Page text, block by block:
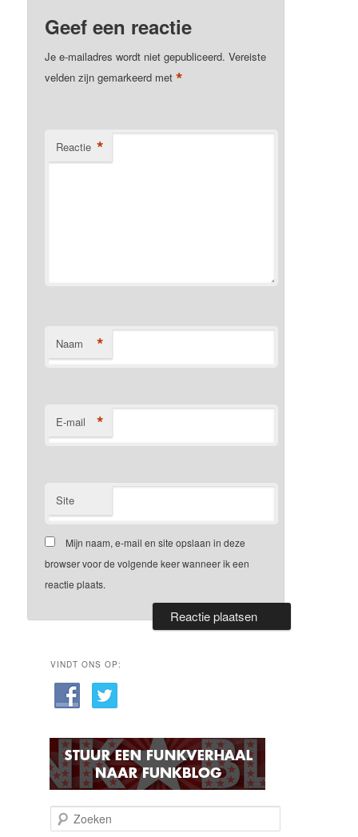
Geef een reactie
Je e-mailadres wordt niet gepubliceerd. Vereiste
velden zijn gemarkeerd met*
Reactie *
Naam *
E-mail *
Site
Mijn naam, e-mail en site opslaan in deze
browser voor de volgende keer wanneer ik een
reactie plaats.
VINDT ONS OP:
o